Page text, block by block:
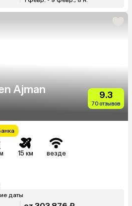
Ajman
9.3
70 отзывов
15 км везде
даты